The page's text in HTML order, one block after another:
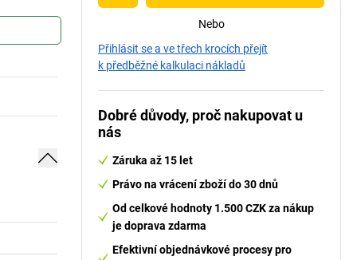
Nebo
Přihlásit se a ve třech krocích přejít
k předběžné kalkulaci nákladů
Dobré důvody, proč nakupovat u
nás
Záruka až 15 let
Právo na vrácení zboží do 30 dnů
Od celkové hodnoty 1.500 CZK za nákup
je doprava zdarma
Efektivní objednávkové procesy pro